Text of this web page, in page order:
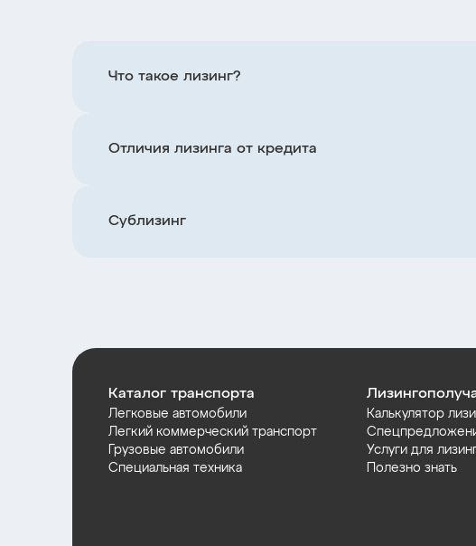
Что такое лизинг?
Отличия лизинга от кредита
Сублизинг
Каталог транспорта
Легковые автомобили
Легкий коммерческий транспорт
Грузовые автомобили
Специальная техника
Калькулятор
Услуги для
Полезно знать